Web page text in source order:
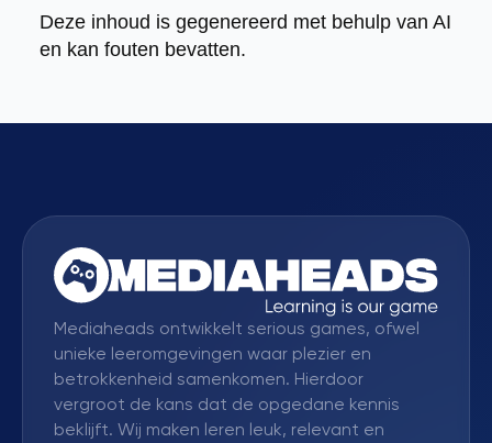
Deze inhoud is gegenereerd met behulp van AI
en kan fouten bevatten.
Mediaheads ontwikkelt serious games, ofwel
unieke leeromgevingen waar plezier en
betrokkenheid samenkomen. Hierdoor
vergroot de kans dat de opgedane kennis
beklijft. Wij maken leren leuk, relevant en